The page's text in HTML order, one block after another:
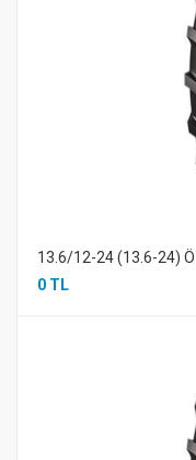
13.6/12-24 (13.6-24)
0 TL